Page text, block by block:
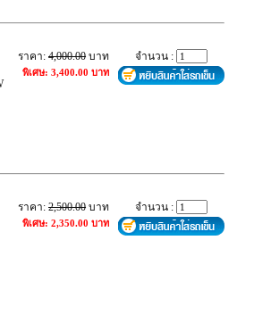
ราคา:4,000.00 บาท
พิเศษ: 3,400.00 บาท
จำนวน :
ราคา:2,500.00 บาท
พิเศษ: 2,350.00 บาท
จำนวน :